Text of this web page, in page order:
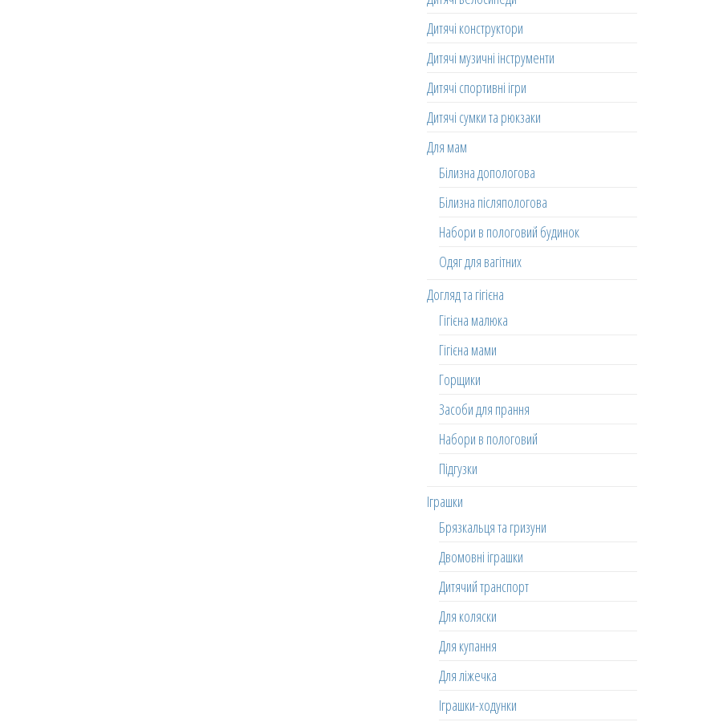
Дитячі конструктори
Дитячі музичні інструменти
Дитячі спортивні ігри
Дитячі сумки та рюкзаки
Для мам
Білизна допологова
Білизна післяпологова
Набори в пологовий будинок
Одяг для вагітних
Догляд та гігієна
Гігієна малюка
Гігієна мами
Горщики
Засоби для прання
Набори в пологовий
Підгузки
Іграшки
Брязкальця та гризуни
Двомовні іграшки
Дитячий транспорт
Для коляски
Для купання
Для ліжечка
Іграшки-ходунки